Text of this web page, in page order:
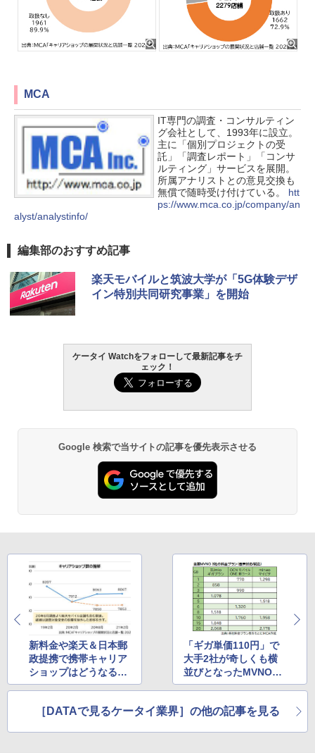
MCA
IT専門の調査・コンサルティン
グ会社として、1993年に設立。
主に「個別プロジェクトの受
託」「調査レポート」「コンサ
ルティング」サービスを展開。
所属アナリストとの意見交換も
無償で随時受け付けている。 htt
ps://www.mca.co.jp/company/an
alyst/analystinfo/
編集部のおすすめ記事
楽天モバイルと筑波大学が「5G体験デザ
イン特別共同研究事業」を開始
ケータイ Watchをフォローして最新記事をチ
ェック！
Google 検索で当サイトの記事を優先表示させる
新料金や楽天＆日本郵
政提携で携帯キャリア
ショップはどうなる？
2020年度はほぼ横ば
「ギガ単価110円」で
大手2社が奇しくも横
並びとなったMVNO新
プラン
［DATAで見るケータイ業界］の他の記事を見る